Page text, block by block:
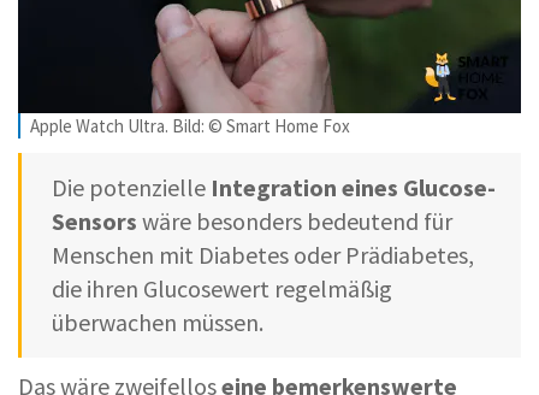
Apple Watch Ultra. Bild: © Smart Home Fox
Die potenzielle Integration eines Glucose-
Sensors wäre besonders bedeutend für
Menschen mit Diabetes oder Prädiabetes,
die ihren Glucosewert regelmäßig
überwachen müssen.
Das wäre zweifelloseine bemerkenswerte